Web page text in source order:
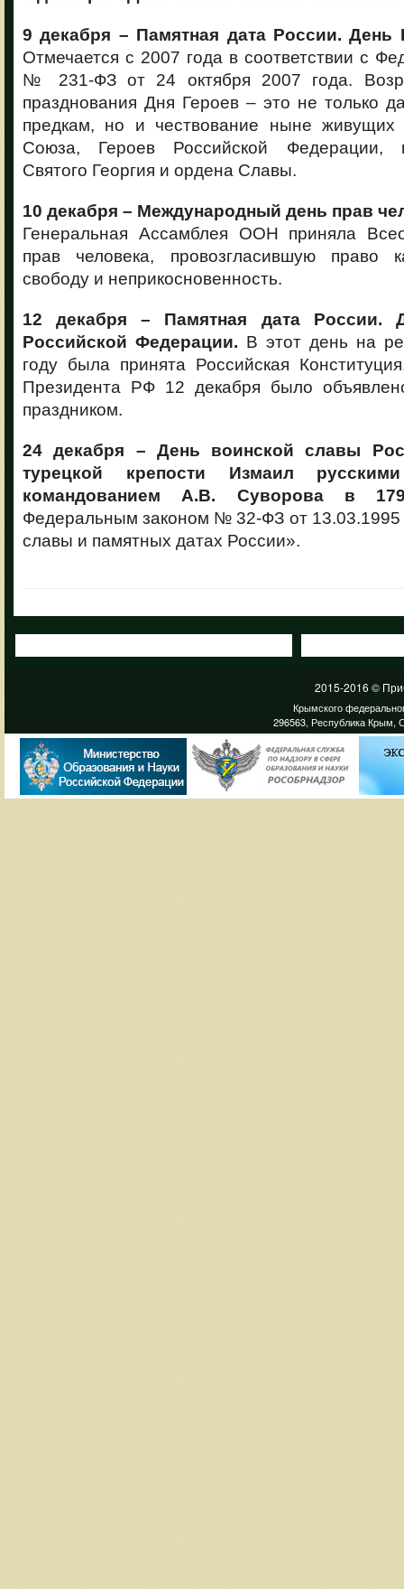
9 декабря – Памятная дата России. День
Отмечается с 2007 года в соответствии с
№ 231-ФЗ от 24 октября 2007 года.
празднования Дня Героев – это не только
предкам, но и чествование ныне живущих
Союза, Героев Российской Федерации,
Святого Георгия и ордена Славы.
10 декабря – Международный день прав
Генеральная Ассамблея ООН приняла
прав человека, провозгласившую право
свободу и неприкосновенность.
12 декабря – Памятная дата России.
Российской Федерации. В этот день на
году была принята Российская
Президента РФ 12 декабря было
праздником.
24 декабря – День воинской славы
турецкой крепости Измаил
командованием А.В. Суворова в
Федеральным законом № 32-ФЗ от 13.03.1995
славы и памятных датах России».
2015-2016 ©
Крымского
296563, Республика Крым,